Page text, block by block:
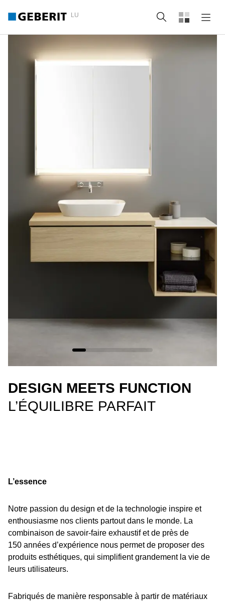
LU Recherche
DESIGN MEETS FUNCTION
L’ÉQUILIBRE PARFAIT
L’essence
Notre passion du design et de la technologie inspire et
enthousiasme nos clients partout dans le monde. La
combinaison de savoir-faire exhaustif et de près de
150 années d’expérience nous permet de proposer des
produits esthétiques, qui simplifient grandement la vie de
leurs utilisateurs.
Fabriqués de manière responsable à partir de matériaux